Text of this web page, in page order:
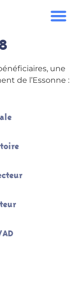
une
de l’Essonne :